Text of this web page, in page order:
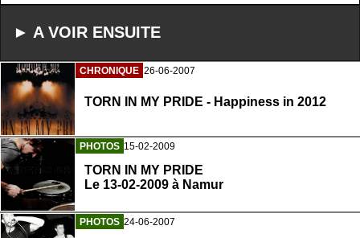
► A VOIR ENSUITE
CHRONIQUE 26-06-2007
TORN IN MY PRIDE - Happiness in 2012
PHOTOS 15-02-2009
TORN IN MY PRIDE
Le 13-02-2009 à Namur
PHOTOS 24-06-2007